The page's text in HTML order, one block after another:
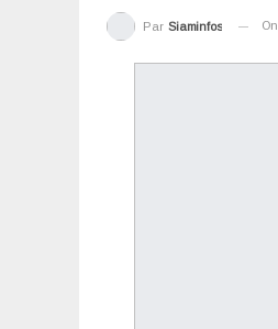
Par Siaminfos On